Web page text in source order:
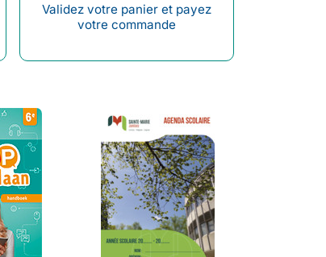
Validez votre panier et payez
votre commande